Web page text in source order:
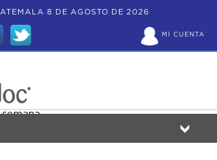
8 DE AGOSTO DE 2026
MI CUENTA